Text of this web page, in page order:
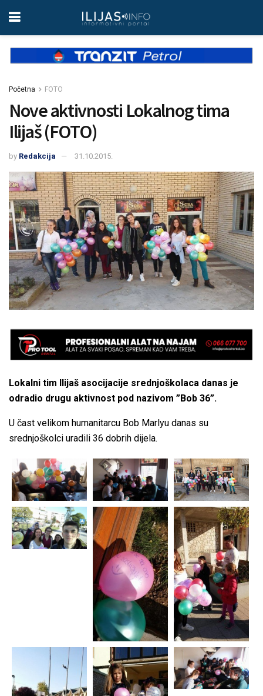
Početna FOTO
Nove aktivnosti Lokalnog tima
Ilijaš (FOTO)
by Redakcija 31.10.2015.
Lokalni tim Ilijaš asocijacije srednjoškolaca danas je
odradio drugu aktivnost pod nazivom ”Bob 36”.
U čast velikom humanitarcu Bob Marlyu danas su
srednjoškolci uradili 36 dobrih dijela.